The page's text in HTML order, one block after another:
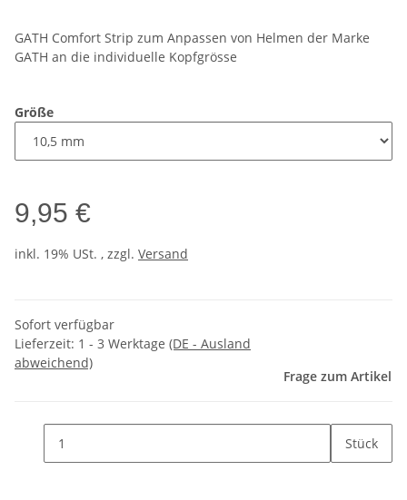
GATH Comfort Strip zum Anpassen von Helmen der Marke
GATH an die individuelle Kopfgrösse
Größe
9,95 €
inkl. 19% USt. , zzgl. Versand
Sofort verfügbar
Lieferzeit: 1 - 3 Werktage (DE - Ausland
abweichend)
Frage zum Artikel
Stück